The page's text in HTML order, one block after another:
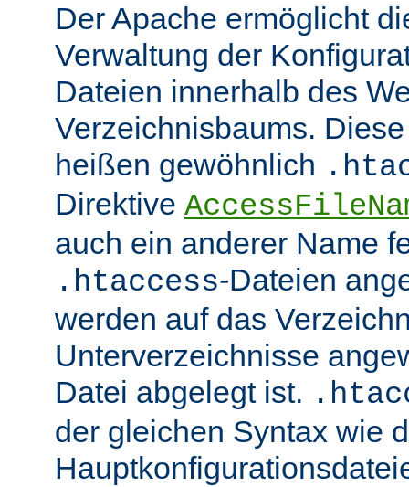
Der Apache ermöglicht
Verwaltung der
Dateien innerhalb des
Verzeichnisbaums.
heißen gewöhnlich
Direktive
auch ein anderer Name
.htaccess-Dateien
werden auf das
Unterverzeichnisse
Datei abgelegt ist.
der gleichen Syntax wie